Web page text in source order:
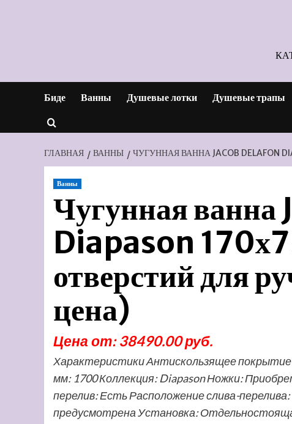
Биде Ванны Душевые лотки Душевые трапы
ГЛАВНАЯ ВАННЫ ЧУГУННАЯ ВАННА JACOB DELAFON
Ванны
Чугунная
Diapason
отверстий для
цена)
Цена от: 38490.00 руб.
Характеристики Антискользящее
мм: 1700 Коллекция: Diapason Ножки:
перелив: Есть Расположение слива-
предусмотрена Установка: